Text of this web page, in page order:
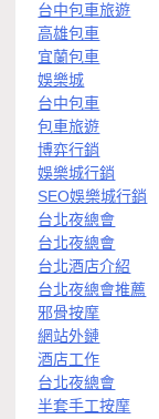
台中包車旅遊
高雄包車
宜蘭包車
娛樂城
台中包車
包車旅遊
博弈行銷
娛樂城行銷
SEO娛樂城行銷
台北夜總會
台北夜總會
台北酒店介紹
台北夜總會推薦
邪骨按摩
網站外鏈
酒店工作
台北夜總會
半套手工按摩